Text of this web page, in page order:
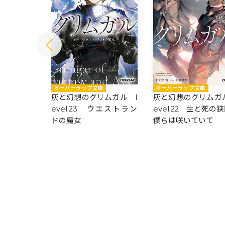
オーバーラップ文庫
灰と幻想のグリムガル l
evel.23 ウエストラン
ドの魔女
オーバーラップ文庫
灰と幻想のグリム
evel.22 生と死の狭
僕らは咲いていて